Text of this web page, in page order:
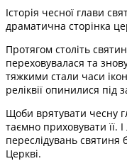
Історія чесної глави
драматична сторінка
Протягом століть
переховувалася та
тяжкими стали часи
реліквії опинилися
Щоби врятувати чесну
таємно приховувати її.
переслідувань святиня
Церкві.